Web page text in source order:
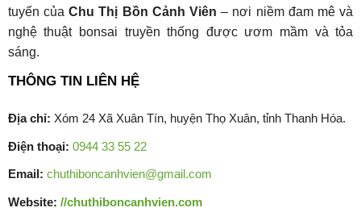
tuyến củaChu Thị Bồn Cảnh Viên – nơi niềm đam mê và
nghệ thuật bonsai truyền thống được ươm mầm và tỏa
sáng.
THÔNG TIN LIÊN HỆ
Địa chỉ: Xóm 24 Xã Xuân Tín, huyện Thọ Xuân, tỉnh Thanh Hóa.
Điện thoại: 0944 33 55 22
Email: chuthiboncanhvien@gmail.com
Website: //chuthiboncanhvien.com